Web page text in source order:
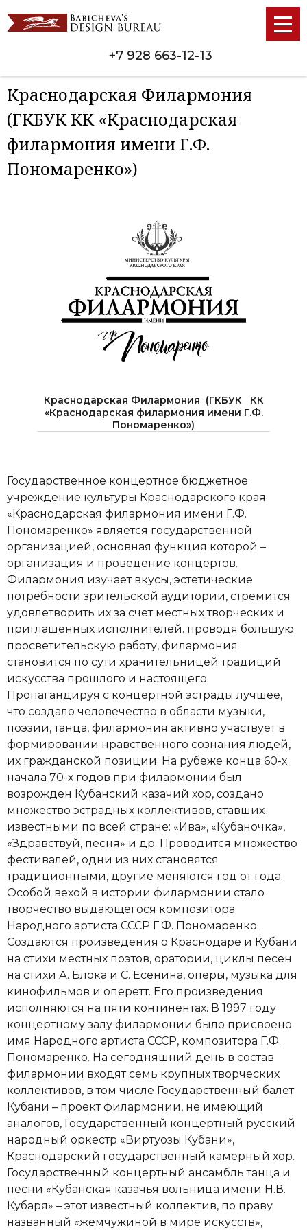
+7 928 663-12-13
Краснодарская Филармония
(ГКБУК КК «Краснодарская
филармония имени Г.Ф.
Пономаренко»)
Краснодарская Филармония (ГКБУК КК
«Краснодарская филармония имени Г.Ф.
Пономаренко»)
Государственное концертное бюджетное
учреждение культуры Краснодарского края
«Краснодарская филармония имени Г.Ф.
Пономаренко» является государственной
организацией, основная функция которой –
организация и проведение концертов.
Филармония изучает вкусы, эстетические
потребности зрительской аудитории, стремится
удовлетворить их за счет местных творческих и
приглашенных исполнителей. проводя большую
просветительскую работу, филармония
становится по сути хранительницей традиций
искусства прошлого и настоящего.
Пропагандируя с концертной эстрады лучшее,
что создало человечество в области музыки,
поэзии, танца, филармония активно участвует в
формировании нравственного сознания людей,
их гражданской позиции. На рубеже конца 60-х
начала 70-х годов при филармонии был
возрожден Кубанский казачий хор, создано
множество эстрадных коллективов, ставших
известными по всей стране: «Ива», «Кубаночка»,
«Здравствуй, песня» и др. Проводится множество
фестивалей, одни из них становятся
традиционными, другие меняются год от года.
Особой вехой в истории филармонии стало
творчество выдающегося композитора
Народного артиста СССР Г.Ф. Пономаренко.
Создаются произведения о Краснодаре и Кубани
на стихи местных поэтов, оратории, циклы песен
на стихи А. Блока и С. Есенина, оперы, музыка для
кинофильмов и оперетт. Его произведения
исполняются на пяти континентах. В 1997 году
концертному залу филармонии было присвоено
имя Народного артиста СССР, композитора Г.Ф.
Пономаренко. На сегодняшний день в состав
филармонии входят семь крупных творческих
коллективов, в том числе Государственный балет
Кубани – проект филармонии, не имеющий
аналогов, Государственный концертный русский
народный оркестр «Виртуозы Кубани»,
Краснодарский государственный камерный хор.
Государственный концертный ансамбль танца и
песни «Кубанская казачья вольница имени Н.В.
Кубаря» – этот известный коллектив, по праву
названный «жемчужиной в мире искусств»,